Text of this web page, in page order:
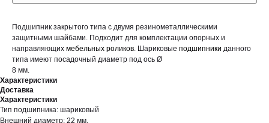
Подшипник закрытого типа с двумя резинометаллическими
защитными шайбами. Подходит для комплектации опорных и
направляющих мебельных роликов. Шариковые подшипники данного
типа имеют посадочный диаметр под ось Ø
8 мм.
Характеристики
Доставка
Характеристики
Тип подшипника: шариковый
Внешний диаметр: 22 мм.